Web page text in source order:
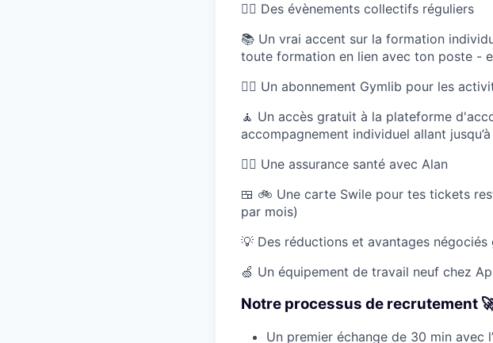
🏄‍♂️ Des évènements collectifs réguliers
📚 Un vrai accent sur la formation
toute formation en lien avec ton poste -
🏋️‍♀️ Un abonnement Gymlib pour les
🧘 Un accès gratuit à la plateforme
accompagnement individuel allant
👩‍⚕️ Une assurance santé avec Alan
🍱 🚲 Une carte Swile pour tes tickets
par mois)
💡 Des réductions et avantages
🍏 Un équipement de travail neuf chez
Notre processus de recrutement
Un premier échange de 30 min avec